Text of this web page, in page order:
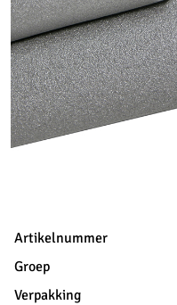
Artikelnummer
Groep
Verpakking